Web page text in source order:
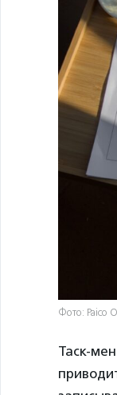
Фото: Paico
Таск-